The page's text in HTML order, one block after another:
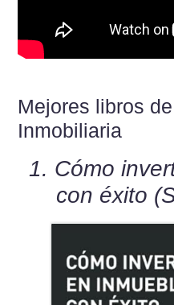
Mejores libros
Inmobiliaria
1. Cómo
con éxito